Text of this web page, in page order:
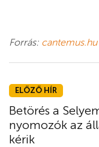
Forrás: cantemus.hu
ELŐZŐ HÍR
Betörés a
nyomozók az
kérik